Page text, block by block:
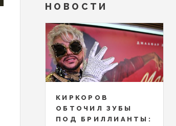
НОВОСТИ
КИРКОРОВ
ОБТОЧИЛ ЗУБЫ
ПОД БРИЛЛИАНТЫ: